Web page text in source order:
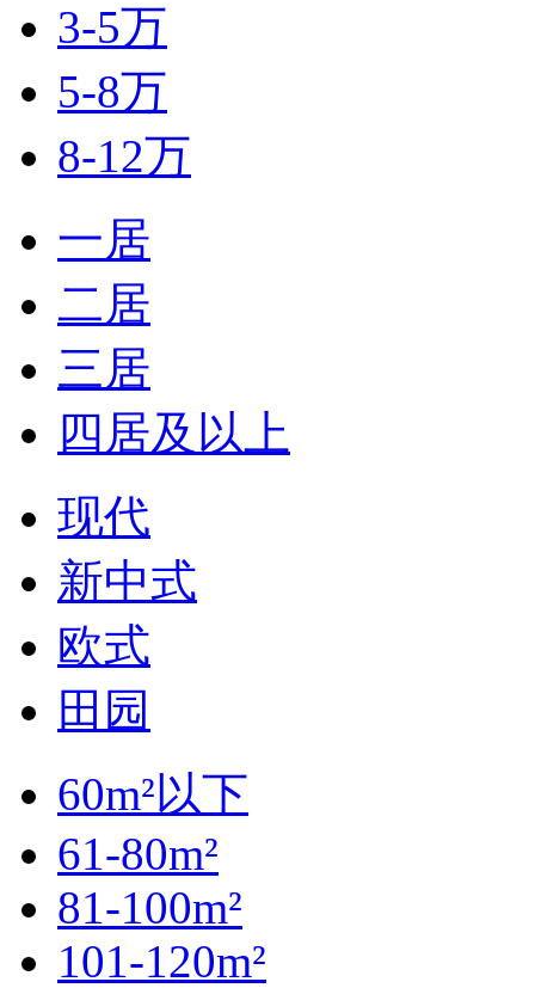
3-5万
5-8万
8-12万
一居
二居
三居
四居及以上
现代
新中式
欧式
田园
60m²以下
61-80m²
81-100m²
101-120m²